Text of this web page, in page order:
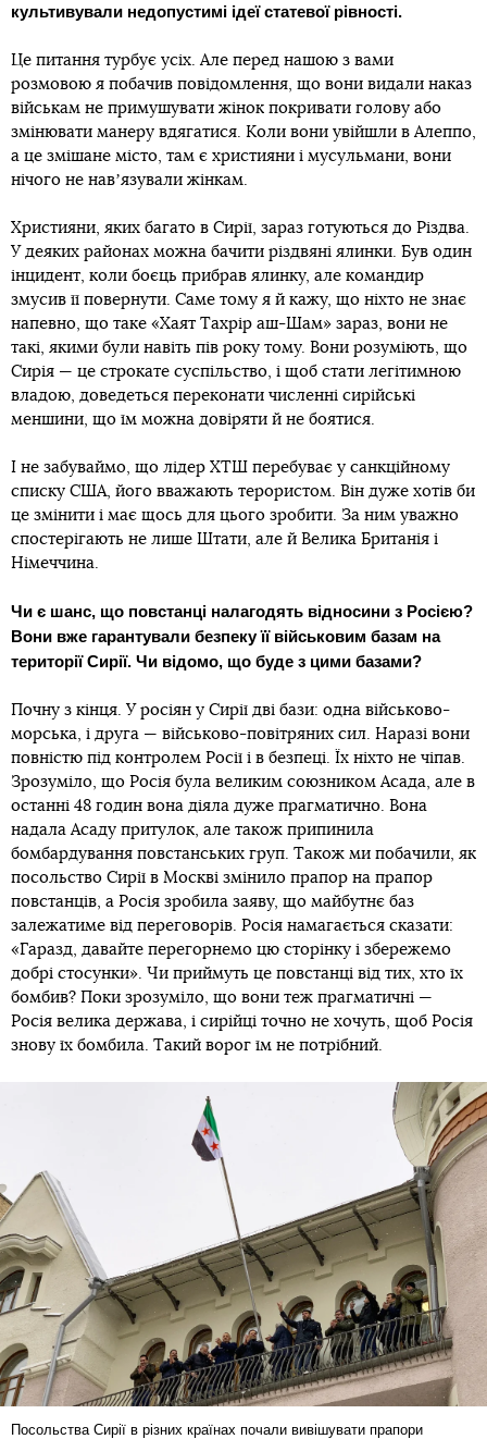
культивували недопустимі ідеї статевої рівності.
Це питання турбує усіх. Але перед нашою з вами
розмовою я побачив повідомлення, що вони видали наказ
військам не примушувати жінок покривати голову або
змінювати манеру вдягатися. Коли вони увійшли в Алеппо,
а це змішане місто, там є християни і мусульмани, вони
нічого не навʼязували жінкам.
Християни, яких багато в Сирії, зараз готуються до Різдва.
У деяких районах можна бачити різдвяні ялинки. Був один
інцидент, коли боєць прибрав ялинку, але командир
змусив її повернути. Саме тому я й кажу, що ніхто не знає
напевно, що таке «Хаят Тахрір аш-Шам» зараз, вони не
такі, якими були навіть пів року тому. Вони розуміють, що
Сирія — це строкате суспільство, і щоб стати легітимною
владою, доведеться переконати численні сирійські
меншини, що їм можна довіряти й не боятися.
І не забуваймо, що лідер ХТШ перебуває у санкційному
списку США, його вважають терористом. Він дуже хотів би
це змінити і має щось для цього зробити. За ним уважно
спостерігають не лише Штати, але й Велика Британія і
Німеччина.
Чи є шанс, що повстанці налагодять відносини з Росією?
Вони вже гарантували безпеку її військовим базам на
території Сирії. Чи відомо, що буде з цими базами?
Почну з кінця. У росіян у Сирії дві бази: одна військово-
морська, і друга — військово-повітряних сил. Наразі вони
повністю під контролем Росії і в безпеці. Їх ніхто не чіпав.
Зрозуміло, що Росія була великим союзником Асада, але в
останні 48 годин вона діяла дуже прагматично. Вона
надала Асаду притулок, але також припинила
бомбардування повстанських груп. Також ми побачили, як
посольство Сирії в Москві змінило прапор на прапор
повстанців, а Росія зробила заяву, що майбутнє баз
залежатиме від переговорів. Росія намагається сказати:
«Гаразд, давайте перегорнемо цю сторінку і збережемо
добрі стосунки». Чи приймуть це повстанці від тих, хто їх
бомбив? Поки зрозуміло, що вони теж прагматичні —
Росія велика держава, і сирійці точно не хочуть, щоб Росія
знову їх бомбила. Такий ворог їм не потрібний.
Посольства Сирії в різних країнах почали вивішувати прапори